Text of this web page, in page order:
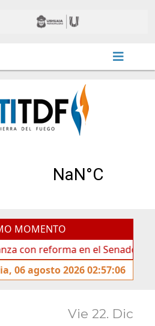
MOMENTO
en el Senado
Ideas
06 agosto 2026 02:57:06
Vie 22. Dic